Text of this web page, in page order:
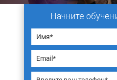
Начните